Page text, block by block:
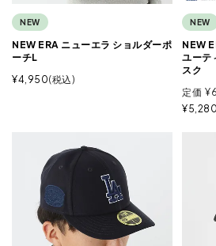
NEW
NEW ERA ニューエラ ショルダーポ
ーチL
¥4,950 税込
NEW
NEW
ユーテ
スク
定価 ¥
¥5,280